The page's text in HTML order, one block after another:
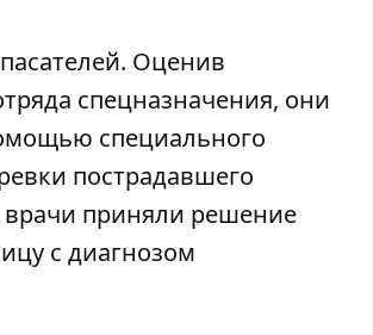
Оценив
спецназначения, они
специального
пострадавшего
врачи приняли решение
с диагнозом